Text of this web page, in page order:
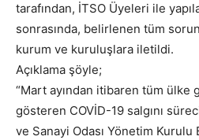
tarafından, İTSO Üyeleri ile
sonrasında, belirlenen tüm
kurum ve kuruluşlara iletildi.
Açıklama şöyle;
“Mart ayından itibaren tüm ülke
gösteren COVİD-19 salgını
ve Sanayi Odası Yönetim Kurulu